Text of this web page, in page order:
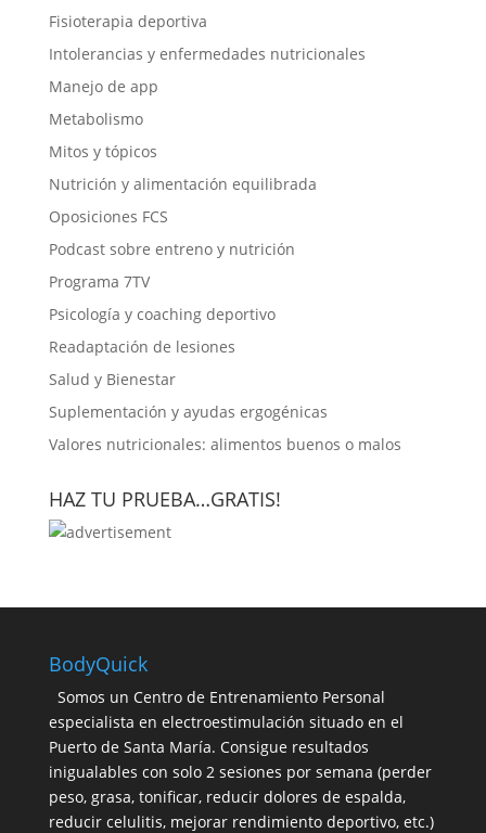
Fisioterapia deportiva
Intolerancias y enfermedades nutricionales
Manejo de app
Metabolismo
Mitos y tópicos
Nutrición y alimentación equilibrada
Oposiciones FCS
Podcast sobre entreno y nutrición
Programa 7TV
Psicología y coaching deportivo
Readaptación de lesiones
Salud y Bienestar
Suplementación y ayudas ergogénicas
Valores nutricionales: alimentos buenos o malos
HAZ TU PRUEBA…GRATIS!
BodyQuick
Somos un Centro de Entrenamiento Personal
especialista en electroestimulación situado en el
Puerto de Santa María. Consigue resultados
inigualables con solo 2 sesiones por semana (perder
peso, grasa, tonificar, reducir dolores de espalda,
reducir celulitis, mejorar rendimiento deportivo, etc.)